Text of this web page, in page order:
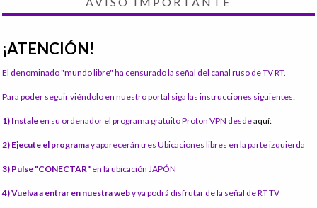
¡ATENCIÓN!
El denominado "mundo libre" ha censurado la señal del canal ruso de TV RT.
Para poder seguir viéndolo en nuestro portal siga las instrucciones siguientes:
1) Instale en su ordenador el programa gratuito Proton VPN desdeaquí:
2) Ejecute el programay aparecerán tres Ubicaciones libres en la parte izquierda
3) Pulse "CONECTAR" en la ubicación JAPÓN
4) Vuelva a entrar en nuestra weby ya podrá disfrutar de la señal de RT TV